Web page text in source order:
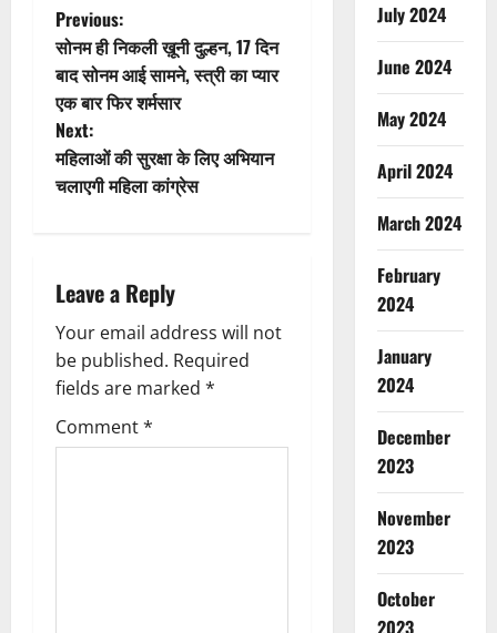
P
o
s
t
v
i
g
a
Previous:
सोनम ही निकली ख़ूनी दुल्हन, 17 दिन
बाद सोनम आई सामने, स्त्री का प्यार
एक बार फिर शर्मसार
Next:
महिलाओं की सुरक्षा के लिए अभियान
चलाएगी महिला कांग्रेस
Leave a Reply
Your email address will not
be published. Required
fields are marked *
Comment*
July 2024
June 2024
May 2024
April 2024
March 2024
February
2024
January
2024
December
2023
November
2023
October
2023